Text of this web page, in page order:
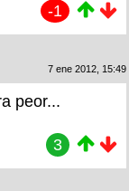
-1
7 ene 2012, 15:49
peor...
3